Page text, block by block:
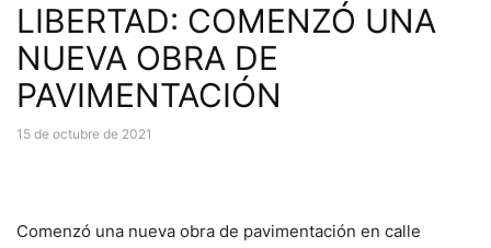
LIBERTAD: COMENZÓ UNA
NUEVA OBRA DE
PAVIMENTACIÓN
15 de octubre de 2021
Comenzó una nueva obra de pavimentación en calle